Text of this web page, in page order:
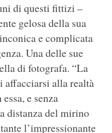
di questi fittizi –
gelosa della sua
e complicata
Una delle sue
di fotografa. “La
affacciarsi alla realtà
e senza
distanza del mirino
l’impressionante